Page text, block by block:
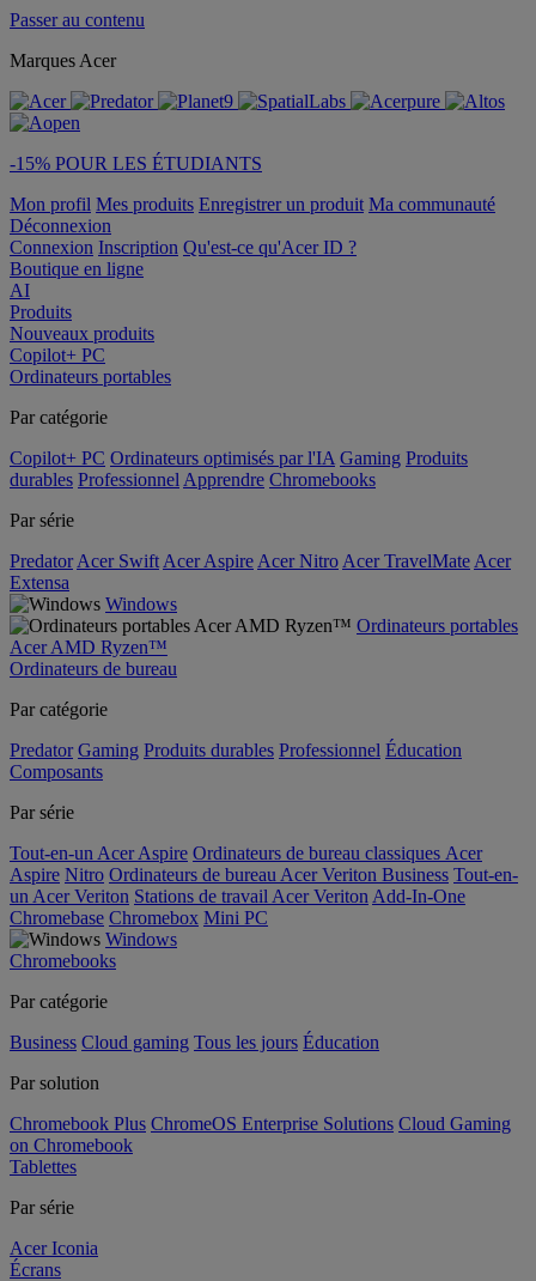
Passer au contenu
Marques Acer
-15% POUR LES ÉTUDIANTS
Mon profil Mes produits Enregistrer un produit Ma communauté
Déconnexion
Connexion Inscription Qu'est-ce qu'Acer ID ?
Boutique en ligne
AI
Produits
Nouveaux produits
Copilot+ PC
Ordinateurs portables
Par catégorie
Copilot+ PC Ordinateurs optimisés par l'IA Gaming Produits
durables Professionnel Apprendre Chromebooks
Par série
Predator Acer Swift Acer Aspire Acer Nitro Acer TravelMate Acer
Extensa
Windows
Ordinateurs portables
Acer AMD Ryzen™
Ordinateurs de bureau
Par catégorie
Predator Gaming Produits durables Professionnel Éducation
Composants
Par série
Tout-en-un Acer Aspire Ordinateurs de bureau classiques Acer
Aspire Nitro Ordinateurs de bureau Acer Veriton Business Tout-en-
un Acer Veriton Stations de travail Acer Veriton Add-In-One
Chromebase Chromebox Mini PC
Windows
Chromebooks
Par catégorie
Business Cloud gaming Tous les jours Éducation
Par solution
Chromebook Plus ChromeOS Enterprise Solutions Cloud Gaming
on Chromebook
Tablettes
Par série
Acer Iconia
Écrans